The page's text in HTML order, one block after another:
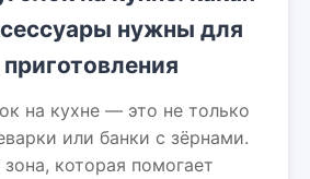
нужны для
на кухне — это не только
или банки с зёрнами.
которая помогает